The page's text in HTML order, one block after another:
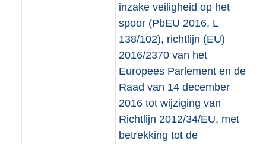
inzake veiligheid op het
spoor (PbEU 2016, L
138/102), richtlijn (EU)
2016/2370 van het
Europees Parlement en de
Raad van 14 december
2016 tot wijziging van
Richtlijn 2012/34/EU, met
betrekking tot de